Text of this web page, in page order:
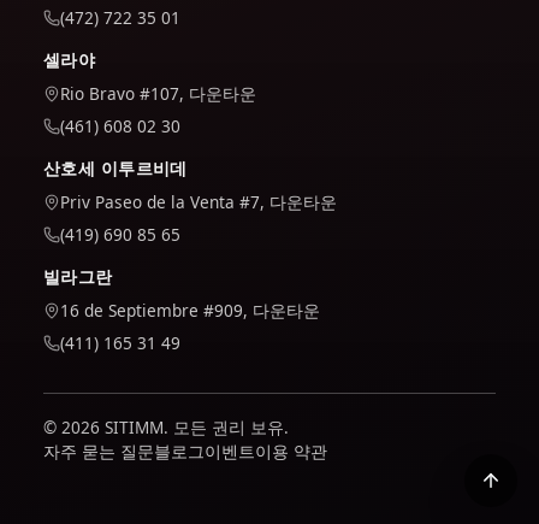
(472) 722 35 01
셀라야
Rio Bravo #107, 다운타운
(461) 608 02 30
산호세 이투르비데
Priv Paseo de la Venta #7, 다운타운
(419) 690 85 65
빌라그란
16 de Septiembre #909, 다운타운
(411) 165 31 49
© 2026 SITIMM. 모든 권리 보유.
자주 묻는 질문블로그이벤트이용 약관